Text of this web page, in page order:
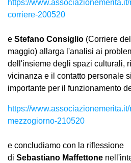
https://
corriere-200520
e Stefano Consiglio (Corriere
maggio) allarga l'analisi ai
dell'insieme degli spazi culturali,
vicinanza e il contatto personale
importante per il funzionamento
https://
mezzogiorno-210520
e concludiamo con la riflessione
di Sebastiano Maffettone